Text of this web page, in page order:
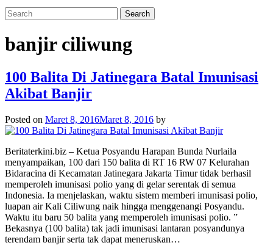
banjir ciliwung
100 Balita Di Jatinegara Batal Imunisasi
Akibat Banjir
Posted on Maret 8, 2016Maret 8, 2016 by
Beritaterkini.biz – Ketua Posyandu Harapan Bunda Nurlaila
menyampaikan, 100 dari 150 balita di RT 16 RW 07 Kelurahan
Bidaracina di Kecamatan Jatinegara Jakarta Timur tidak berhasil
memperoleh imunisasi polio yang di gelar serentak di semua
Indonesia. Ia menjelaskan, waktu sistem memberi imunisasi polio,
luapan air Kali Ciliwung naik hingga menggenangi Posyandu.
Waktu itu baru 50 balita yang memperoleh imunisasi polio. ”
Bekasnya (100 balita) tak jadi imunisasi lantaran posyandunya
terendam banjir serta tak dapat meneruskan…